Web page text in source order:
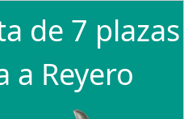
de 7 plazas
a Reyero